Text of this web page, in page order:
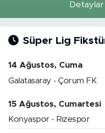
Detaylar
Süper Lig
14 Ağustos, Cuma
Galatasaray - Çorum FK
15 Ağustos, Cumartesi
Konyaspor - Rizespor